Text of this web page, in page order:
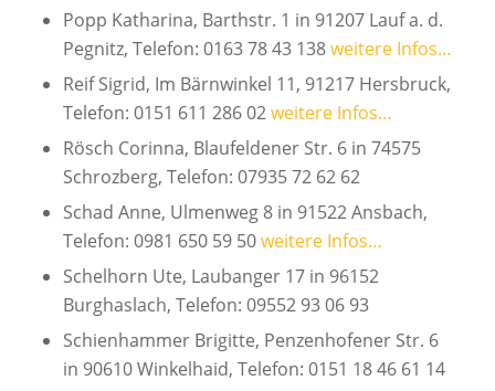
Popp Katharina, Barthstr. 1 in 91207 Lauf a. d.
Pegnitz, Telefon: 0163 78 43 138weitere Infos…
Reif Sigrid, Im Bärnwinkel 11, 91217 Hersbruck,
Telefon: 0151 611 286 02weitere Infos…
Rösch Corinna, Blaufeldener Str. 6 in 74575
Schrozberg, Telefon: 07935 72 62 62
Schad Anne, Ulmenweg 8 in 91522 Ansbach,
Telefon: 0981 650 59 50weitere Infos…
Schelhorn Ute, Laubanger 17 in 96152
Burghaslach, Telefon: 09552 93 06 93
Schienhammer Brigitte, Penzenhofener Str. 6
in 90610 Winkelhaid, Telefon: 0151 18 46 61 14